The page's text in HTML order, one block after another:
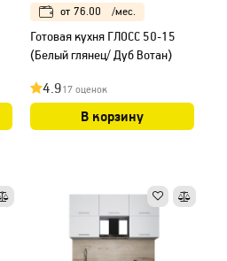
от 76.00 /мес.
Готовая кухня ГЛОСС 50-15
(Белый глянец/ Дуб Вотан)
4.917 оценок
В корзину